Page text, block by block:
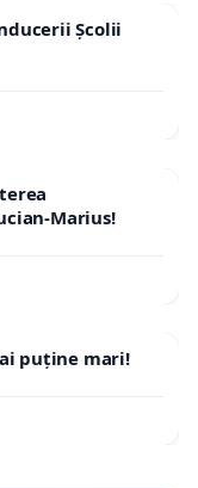
Școlii
Marius!
puține mari!